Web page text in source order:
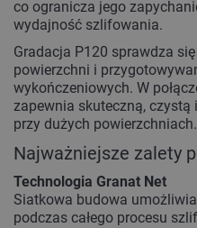
co ogranicza jego
wydajność szlifowania.
Gradacja P120 sprawdza
powierzchni i
wykończeniowych. W
zapewnia skuteczną,
przy dużych powierzchniach.
Najważniejsze zalety
Technologia Granat Net
Siatkowa budowa
podczas całego procesu